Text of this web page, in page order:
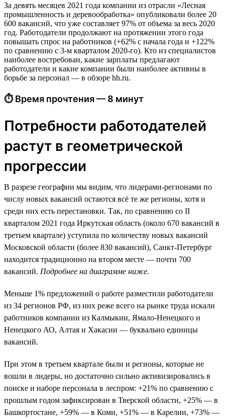
За девять месяцев 2021 года компании из отрасли «Лесная
промышленность и деревообработка» опубликовали более 20
600 вакансий, что уже составляет 97% от объема за весь 2020
год. Работодатели продолжают на протяжении этого года
повышать спрос на работников (+62% с начала года и +122%
по сравнению с 3-м кварталом 2020-го). Кто из специалистов
наиболее востребован, какие зарплаты предлагают
работодатели и какие компании были наиболее активны в
борьбе за персонал — в обзоре hh.ru.
⏱ Время прочтения — 8 минут
Потребности работодателей
растут в геометрической
прогрессии
В разрезе географии мы видим, что лидерами-регионами по
числу новых вакансий остаются всё те же регионы, хотя и
среди них есть перестановки. Так, по сравнению со II
кварталом 2021 года Иркутская область (около 670 вакансий в
третьем квартале) уступила по количеству новых вакансий
Московской области (более 830 вакансий), Санкт-Петербург
находится традиционно на втором месте — почти 700
вакансий. Подробнее на диаграмме ниже.
Меньше 1% предложений о работе разместили работодатели
из 34 регионов РФ, из них реже всего на рынке труда искали
работников компании из Калмыкии, Ямало-Ненецкого и
Ненецкого АО, Алтая и Хакасии — буквально единицы
вакансий.
При этом в третьем квартале были и регионы, которые не
вошли в лидеры, но достаточно сильно активизировались в
поиске и наборе персонала в леспром: +21% по сравнению с
прошлым годом зафиксирован в Тверской области, +25% — в
Башкортостане, +59% — в Коми, +51% — в Карелии, +73% —